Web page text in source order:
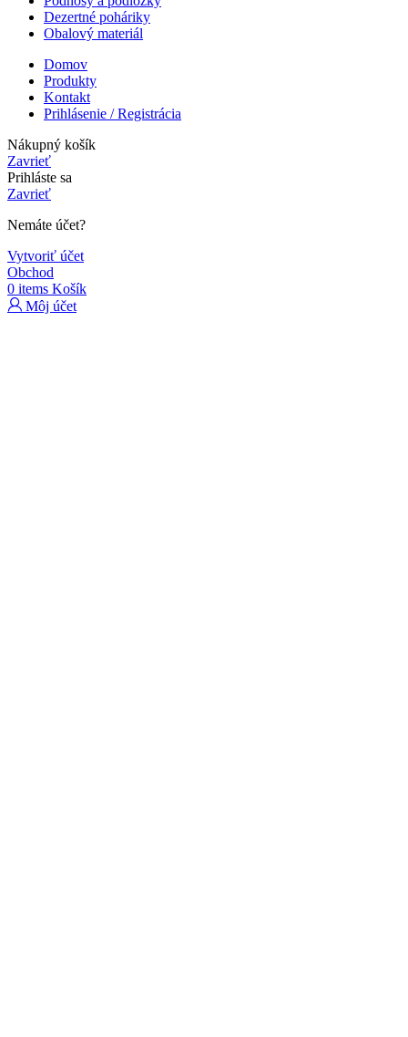
Dezertné poháriky
Obalový materiál
Domov
Produkty
Kontakt
Prihlásenie / Registrácia
Nákupný košík
Zavrieť
Prihláste sa
Zavrieť
Nemáte účet?
Vytvoriť účet
Obchod
0 items Košík
Môj účet